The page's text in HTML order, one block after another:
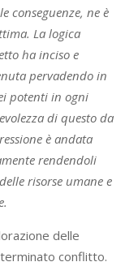
conseguenze, ne è
La logica
ha inciso e
pervadendo in
potenti in ogni
di questo da
è andata
rendendoli
risorse umane e
delle
conflitto.